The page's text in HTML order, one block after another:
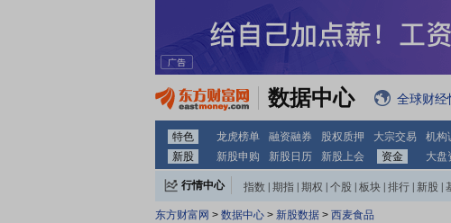
数据中心 全球财经
特色 龙虎榜单 融资融券 股权质押 大宗交易 机构
新股
新股申购 新股日历 新股上会 资金 大盘
行情中心 指数 期指 期权 个股 板块 排行 新股
东方财富网 > 数据中心 > 新股数据 > 西麦食品